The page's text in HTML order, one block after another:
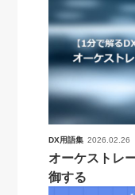
DX用語集 2026.02.26
オーケストレ
御する